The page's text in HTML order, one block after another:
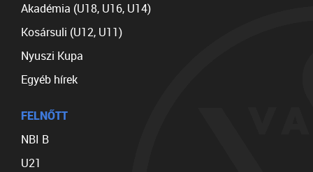
Akadémia (U18, U16, U14)
Kosársuli (U12, U11)
Nyuszi Kupa
Egyéb hírek
FELNŐTT
NBI B
U21